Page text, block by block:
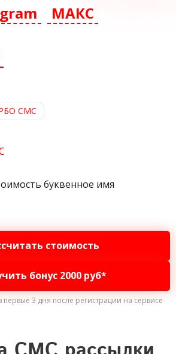
МАКС
СМС
буквенное имя
стоимость
бонус 2000 руб*
первые 3 дня после регистрации на сервисе